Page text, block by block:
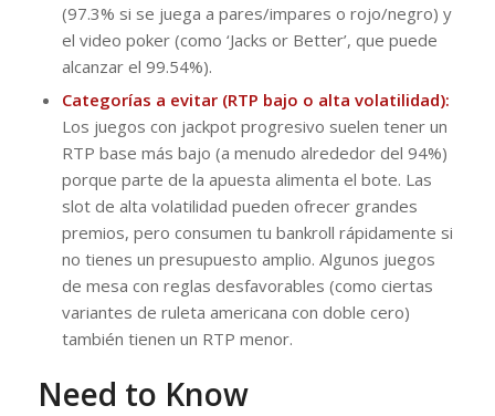
(97.3% si se juega a pares/impares o rojo/negro) y
el video poker (como ‘Jacks or Better’, que puede
alcanzar el 99.54%).
Categorías a evitar (RTP bajo o alta volatilidad):
Los juegos con jackpot progresivo suelen tener un
RTP base más bajo (a menudo alrededor del 94%)
porque parte de la apuesta alimenta el bote. Las
slot de alta volatilidad pueden ofrecer grandes
premios, pero consumen tu bankroll rápidamente si
no tienes un presupuesto amplio. Algunos juegos
de mesa con reglas desfavorables (como ciertas
variantes de ruleta americana con doble cero)
también tienen un RTP menor.
Need to Know